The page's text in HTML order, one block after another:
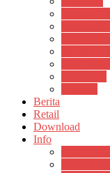
Berita
Retail
Download
Info